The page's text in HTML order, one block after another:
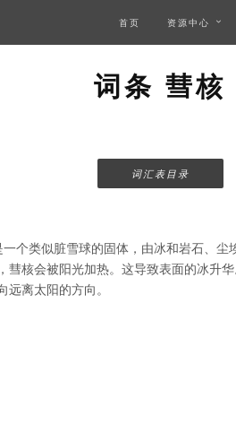
首页 资源中心
词条 彗核
词汇表目录
个类似脏雪球的固体，由冰和岩石、
彗核会被阳光加热。这导致表面的冰升
离太阳的方向。